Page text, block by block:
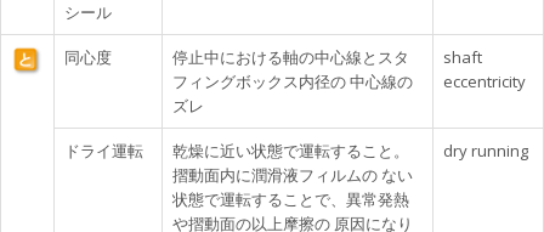
シール
同心度
停止中における軸の中心線とスタ
フィングボックス内径の 中心線の
ズレ
shaft
eccentricity
ドライ運転
乾燥に近い状態で運転すること。
摺動面内に潤滑液フィルムの ない
状態で運転することで、異常発熱
や摺動面の以上摩擦の 原因になり
dry running